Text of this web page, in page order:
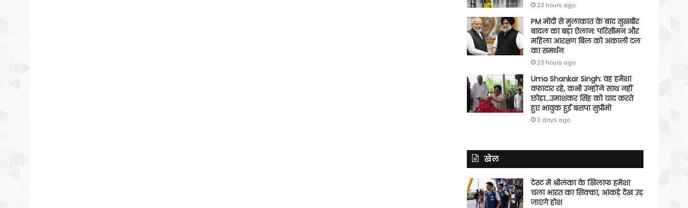
23 hours ago
PM मोदी से मुलाकात के बाद सुखबीर
बादल का बड़ा ऐलान: परिसीमन और
महिला आरक्षण बिल को अकाली दल
का समर्थन
23 hours ago
Uma Shankar Singh: वह हमेशा
वफादार रहे, कभी उन्होंने साथ नहीं
छोड़ा…उमाशंकर सिंह को याद करते
हुए भावुक हुईं बसपा सुप्रीमो
3 days ago
खेल
टेस्ट में श्रीलंका के खिलाफ हमेशा
चला भारत का सिक्का, आंकड़े देख उड़
जाएंगे होश